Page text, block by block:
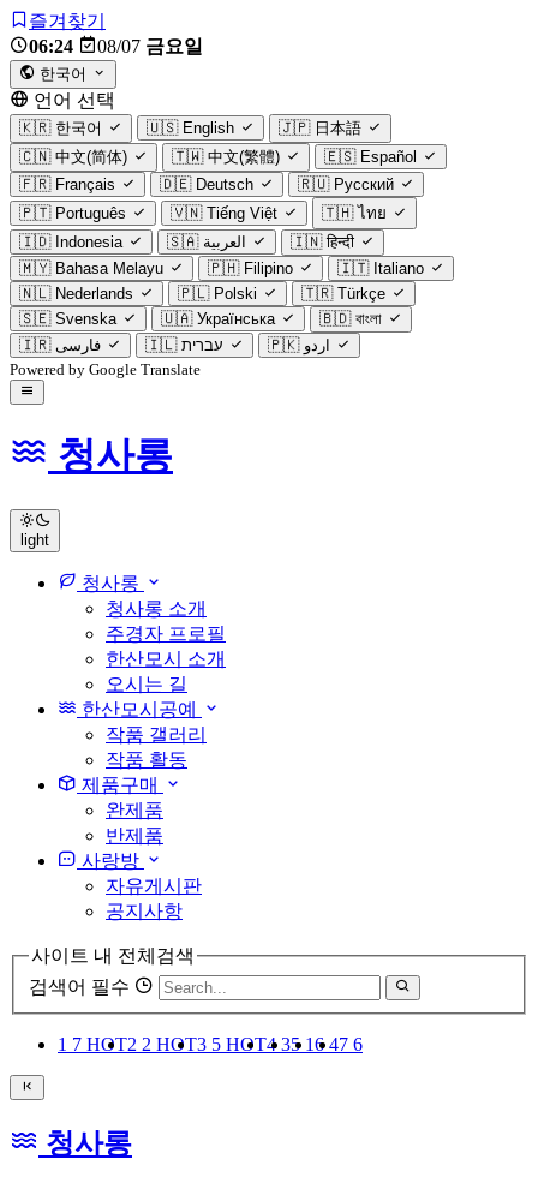
즐겨찾기
06:24
08/07 금요일
한국어
언어 선택
🇰🇷 한국어 🇺🇸 English 🇯🇵 日本語
🇨🇳 中文(简体) 🇹🇼 中文(繁體) 🇪🇸 Español
🇫🇷 Français 🇩🇪 Deutsch 🇷🇺 Русский
🇵🇹 Português 🇻🇳 Tiếng Việt 🇹🇭 ไทย
🇮🇩 Indonesia 🇸🇦 العربية 🇮🇳 हिन्दी
🇲🇾 Bahasa Melayu 🇵🇭 Filipino 🇮🇹 Italiano
🇳🇱 Nederlands 🇵🇱 Polski 🇹🇷 Türkçe
🇸🇪 Svenska 🇺🇦 Українська 🇧🇩 বাংলা
🇮🇷 فارسی 🇮🇱 עברית 🇵🇰 اردو
Powered by Google Translate
청사롱
light
청사롱
청사롱 소개
주경자 프로필
한산모시 소개
오시는 길
한산모시공예
작품 갤러리
작품 활동
제품구매
완제품
반제품
사랑방
자유게시판
공지사항
사이트 내 전체검색
검색어 필수
1 7 HOT2 2 HOT3 5 HOT4 35 16 47 6
청사롱